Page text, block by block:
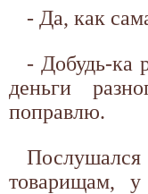
- Да, как
- Добудь-ка
деньги
поправлю.
товарищам,